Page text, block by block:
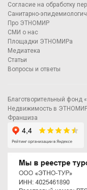
Согласие на обработку
Санитарно-
Про ЭТНОМИР
СМИ о нас
Площадки ЭТНОМИРа
Медиатека
Статьи
Вопросы и ответы
Благотворительный фонд
Недвижимость в
Франшиза